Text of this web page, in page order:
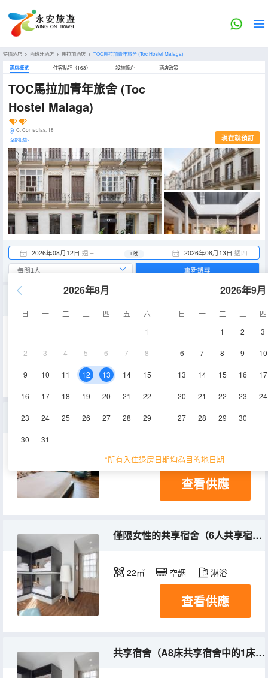
特價酒店 > 西班牙酒店 > 馬拉加酒店 > TOC馬拉加青年旅舍(Toc Hostel Malaga)
酒店概览 住客點評（163） 設施簡介 酒店政策
TOC馬拉加青年旅舍(Toc
Hostel Malaga)
C. Comedias, 18
全部設施> 現在就預訂
2026年08月12日 週三 2026年08月13日 週四
1 晚
2026年8月
日 一 二 三 四 五
六
1
2 3 4 5 6 7 8
9 10 11 12 13 14 15
16 17 18 19 20 21 22
23 24 25 26 27 28 29
30 31
2026年9月
日 一 二 三
四
1
2 3
6 7 8 9 10
13 14 15 16 17
20 21 22 23 24
27 28 29 30
*所有入住退房日期均為目的地日期
重新搜尋
淋浴
豪華家庭套房
40㎡ 空調 淋浴
查看供應
僅限女性的共享宿舍（6人共享宿舍中的1張床）(床位房)(僅女生入住)
22㎡ 空調 淋浴
查看供應
共享宿舍（A8床共享宿舍中的1床）(床位房)(混合入住)